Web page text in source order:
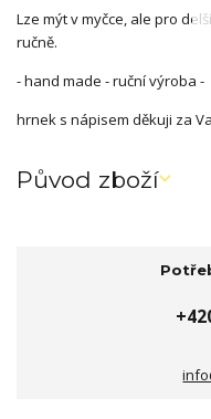
Lze mýt v myčce, ale pro
ručně.
- hand made - ruční výroba -
hrnek s nápisem děkuji za
Původ zboží